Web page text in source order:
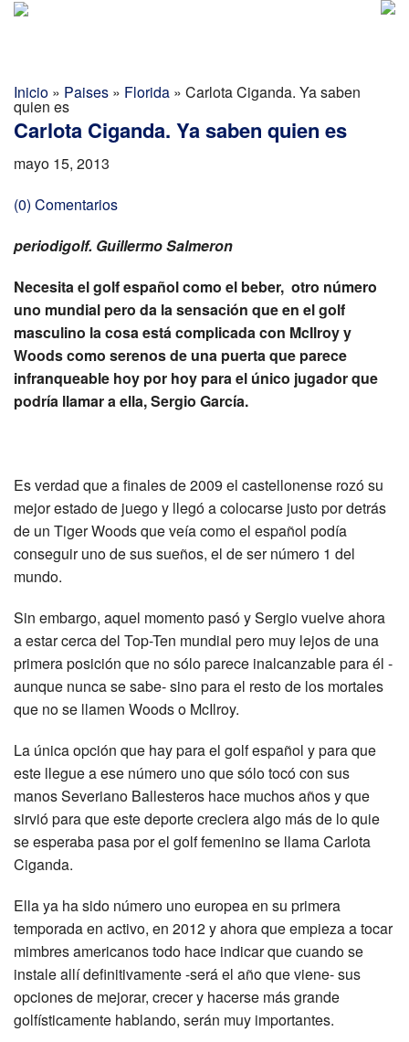
Noticias
Categorias
Inicio » Paises » Florida » Carlota Ciganda. Ya saben
quien es
Carlota Ciganda. Ya saben quien es
mayo 15, 2013
(0) Comentarios
periodigolf. Guillermo Salmeron
Necesita el golf español como el beber, otro número
uno mundial pero da la sensación que en el golf
masculino la cosa está complicada con McIlroy y
Woods como serenos de una puerta que parece
infranqueable hoy por hoy para el único jugador que
podría llamar a ella, Sergio García.
Es verdad que a finales de 2009 el castellonense rozó su
mejor estado de juego y llegó a colocarse justo por detrás
de un Tiger Woods que veía como el español podía
conseguir uno de sus sueños, el de ser número 1 del
mundo.
Sin embargo, aquel momento pasó y Sergio vuelve ahora
a estar cerca del Top-Ten mundial pero muy lejos de una
primera posición que no sólo parece inalcanzable para él -
aunque nunca se sabe- sino para el resto de los mortales
que no se llamen Woods o McIlroy.
La única opción que hay para el golf español y para que
este llegue a ese número uno que sólo tocó con sus
manos Severiano Ballesteros hace muchos años y que
sirvió para que este deporte creciera algo más de lo quie
se esperaba pasa por el golf femenino se llama Carlota
Ciganda.
Ella ya ha sido número uno europea en su primera
temporada en activo, en 2012 y ahora que empieza a tocar
mimbres americanos todo hace indicar que cuando se
instale allí definitivamente -será el año que viene- sus
opciones de mejorar, crecer y hacerse más grande
golfísticamente hablando, serán muy importantes.